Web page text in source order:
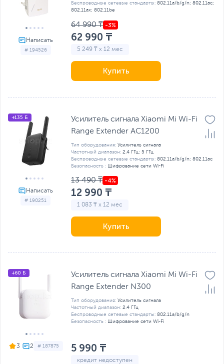
# 194526
Беспроводные сетевые стандарты: 802.11a/b/g/n; 802.11ac;
802.11ax; 802.11be
64 990 ₸
62 990 ₸
5 249 ₸ x 12 мес
Купить
# 190251
+135 Б
Усилитель сигнала Xiaomi Mi Wi-Fi
Range Extender AC1200
Тип оборудования: Усилитель сигнала
Частотный диапазон: 2.4 ГГц; 5 ГГц
Беспроводные сетевые стандарты: 802.11a/b/g/n; 802.11ac
Безопасность :
Шифрование сети Wi-Fi
13 490 ₸
12 990 ₸
1 083 ₸ x 12 мес
Купить
3 # 187875
+60 Б
Усилитель сигнала Xiaomi Mi Wi-Fi
Range Extender N300
Тип оборудования: Усилитель сигнала
Частотный диапазон: 2.4 ГГц
Беспроводные сетевые стандарты: 802.11a/b/g/n
Безопасность :
Шифрование сети Wi-Fi
5 990 ₸
кредит недоступен